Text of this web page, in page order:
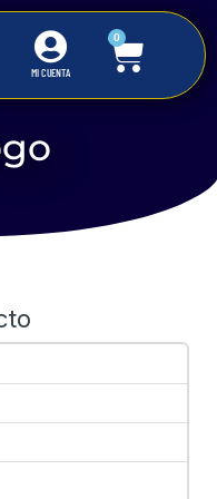
MI CUENTA
0
Suburbanas